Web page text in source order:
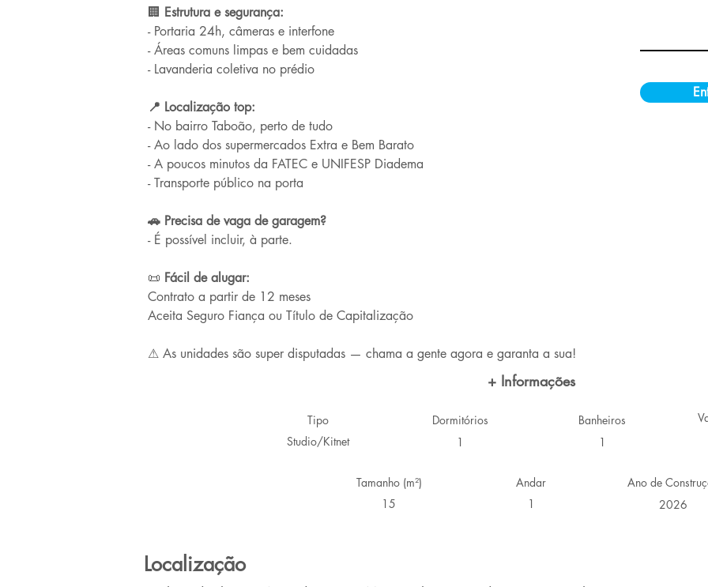
🏢 Estrutura e segurança:
- Portaria 24h, câmeras e interfone
- Áreas comuns limpas e bem cuidadas
- Lavanderia coletiva no prédio
📍 Localização top:
- No bairro Taboão, perto de tudo
- Ao lado dos supermercados Extra e Bem Barato
- A poucos minutos da FATEC e UNIFESP Diadema
- Transporte público na porta
🚗 Precisa de vaga de garagem?
- É possível incluir, à parte.
📜 Fácil de alugar:
Contrato a partir de 12 meses
Aceita Seguro Fiança ou Título de Capitalização
⚠ As unidades são super disputadas — chama a gente agora e garanta a sua!
+ Informações
Tipo
Studio/Kitnet
Dormitórios
1
Banheiros
1
Tamanho (m²)
15
Andar
1
Ano de
2026
Localização